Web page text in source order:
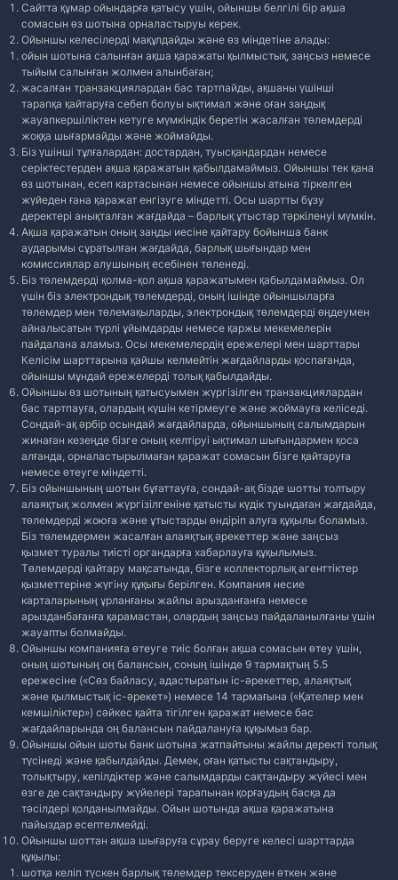
Сайтта құмар ойындарға қатысу үшін, ойыншы белгілі бір ақша
сомасын өз шотына орналастыруы керек.
Ойыншы келесілерді мақұлдайды және өз міндетіне алады:
ойын шотына салынған ақша қаражаты қылмыстық, заңсыз немесе
тыйым салынған жолмен алынбаған;
жасалған транзакциялардан бас тартпайды, ақшаны үшінші
тарапқа қайтаруға себеп болуы ықтимал және оған заңдық
жауапкершіліктен кетуге мүмкіндік беретін жасалған төлемдерді
жоққа шығармайды және жоймайды.
Біз үшінші тұлғалардан: достардан, туысқандардан немесе
серіктестерден ақша қаражатын қабылдамаймыз. Ойыншы тек қана
өз шотынан, есеп картасынан немесе ойыншы атына тіркелген
жүйеден ғана қаражат енгізуге міндетті. Осы шартты бұзу
деректері анықталған жағдайда – барлық ұтыстар тәркіленуі мүмкін.
Ақша қаражатын оның заңды иесіне қайтару бойынша банк
аударымы сұратылған жағдайда, барлық шығындар мен
комиссиялар алушының есебінен төленеді.
Біз төлемдерді қолма-қол ақша қаражатымен қабылдамаймыз. Ол
үшін біз электрондық төлемдерді, оның ішінде ойыншыларға
төлемдер мен төлемақыларды, электрондық төлемдерді өңдеумен
айналысатын түрлі ұйымдарды немесе қаржы мекемелерін
пайдалана аламыз. Осы мекемелердің ережелері мен шарттары
Келісім шарттарына қайшы келмейтін жағдайларды қоспағанда,
ойыншы мұндай ережелерді толық қабылдайды.
Ойыншы өз шотының қатысуымен жүргізілген транзакциялардан
бас тартпауға, олардың күшін кетірмеуге және жоймауға келіседі.
Сондай-ақ әрбір осындай жағдайларда, ойыншының салымдарын
жинаған кезеңде бізге оның келтіруі ықтимал шығындармен қоса
алғанда, орналастырылмаған қаражат сомасын бізге қайтаруға
немесе өтеуге міндетті.
Біз ойыншының шотын бұғаттауға, сондай-ақ бізде шотты толтыру
алаяқтық жолмен жүргізілгеніне қатысты күдік туындаған жағдайда,
төлемдерді жоюға және ұтыстарды өндіріп алуға құқылы боламыз.
Біз төлемдермен жасалған алаяқтық әрекеттер және заңсыз
қызмет туралы тиісті органдарға хабарлауға құқылымыз.
Төлемдерді қайтару мақсатында, бізге коллекторлық агенттіктер
қызметтеріне жүгіну құқығы берілген. Компания несие
карталарының ұрланғаны жайлы арызданғанға немесе
арызданбағанға қарамастан, олардың заңсыз пайдаланылғаны үшін
жауапты болмайды.
Ойыншы компанияға өтеуге тиіс болған ақша сомасын өтеу үшін,
оның шотының оң балансын, соның ішінде 9 тармақтың 5.5
ережесіне («Cөз байласу, адастыратын іс-әрекеттер, алаяқтық
және қылмыстық іс-әрекет») немесе 14 тармағына («Қателер мен
кемшіліктер») сәйкес қайта тігілген қаражат немесе бәс
жағдайларында оң балансын пайдалануға құқымыз бар.
Ойыншы ойын шоты банк шотына жатпайтыны жайлы деректі толық
түсінеді және қабылдайды. Демек, оған қатысты сақтандыру,
толықтыру, кепілдіктер және салымдарды сақтандыру жүйесі мен
өзге де сақтандыру жүйелері тарапынан қорғаудың басқа да
тәсілдері қолданылмайды. Ойын шотында ақша қаражатына
пайыздар есептелмейді.
Ойыншы шоттан ақша шығаруға сұрау беруге келесі шарттарда
құқылы:
шотқа келіп түскен барлық төлемдер тексеруден өткен және